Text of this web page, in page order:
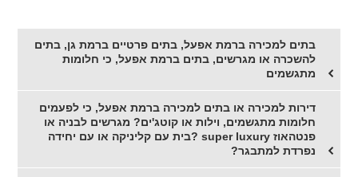
בתים למכירה ברמת אפעל, בתים פרטיים ברמת גן, בתים
להשכרה או מגרשים, בתים ברמת אפעל, כי חלומות
מתגשמים
דירות למכירה או בתים למכירה ברמת אפעל, כי לפעמים
חלומות מתגשמים, וילות או קוטג'ים? מגרשים לבניה או
פנטהאוז super luxury ?בית עם קליניקה או עם יחידה
נפרדת למתבגר?